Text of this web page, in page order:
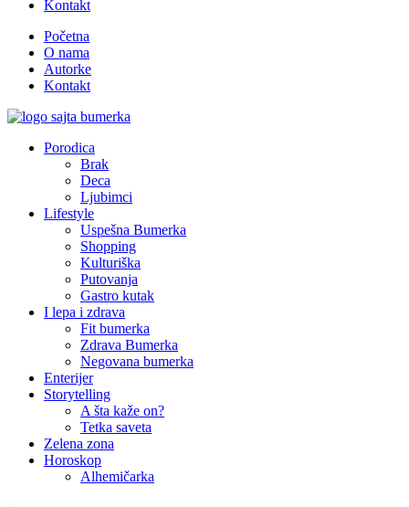
Kontakt
Početna
O nama
Autorke
Kontakt
Porodica
Brak
Deca
Ljubimci
Lifestyle
Uspešna Bumerka
Shopping
Kulturiška
Putovanja
Gastro kutak
I lepa i zdrava
Fit bumerka
Zdrava Bumerka
Negovana bumerka
Enterijer
Storytelling
A šta kaže on?
Tetka saveta
Zelena zona
Horoskop
Alhemičarka